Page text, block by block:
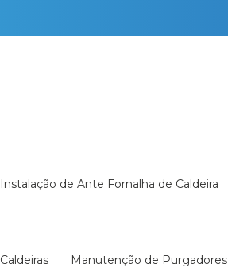
Instalação de Ante Fornalha de Caldeira
Manutenção de Purgadores